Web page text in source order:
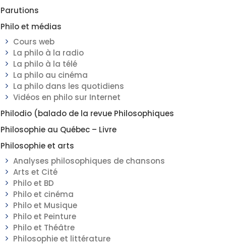
Parutions
Philo et médias
Cours web
La philo à la radio
La philo à la télé
La philo au cinéma
La philo dans les quotidiens
Vidéos en philo sur Internet
Philodio (balado de la revue Philosophiques
Philosophie au Québec – Livre
Philosophie et arts
Analyses philosophiques de chansons
Arts et Cité
Philo et BD
Philo et cinéma
Philo et Musique
Philo et Peinture
Philo et Théâtre
Philosophie et littérature